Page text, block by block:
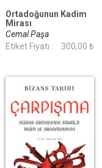
Ortadoğunun Kadim
Mirası
Cemal Paşa
Etiket Fiyatı :
300,00 ₺